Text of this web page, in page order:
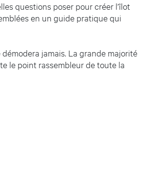
questions poser pour créer l’îlot
en un guide pratique qui
jamais. La grande majorité
le point rassembleur de toute la